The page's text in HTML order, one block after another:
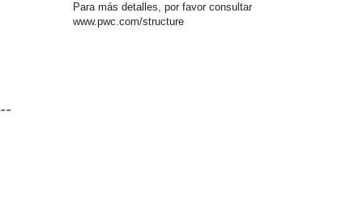
Para más detalles, por favor consultar
www.pwc.com/structure
--